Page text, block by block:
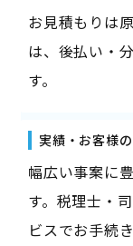
お見積もりは
は、後払い・
す。
実績・お客様
幅広い事案に
す。税理士・
ビスでお手続